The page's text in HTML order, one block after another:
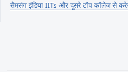
सैमसंग इंडिया IITs और दूसरे टॉप कॉलेज से